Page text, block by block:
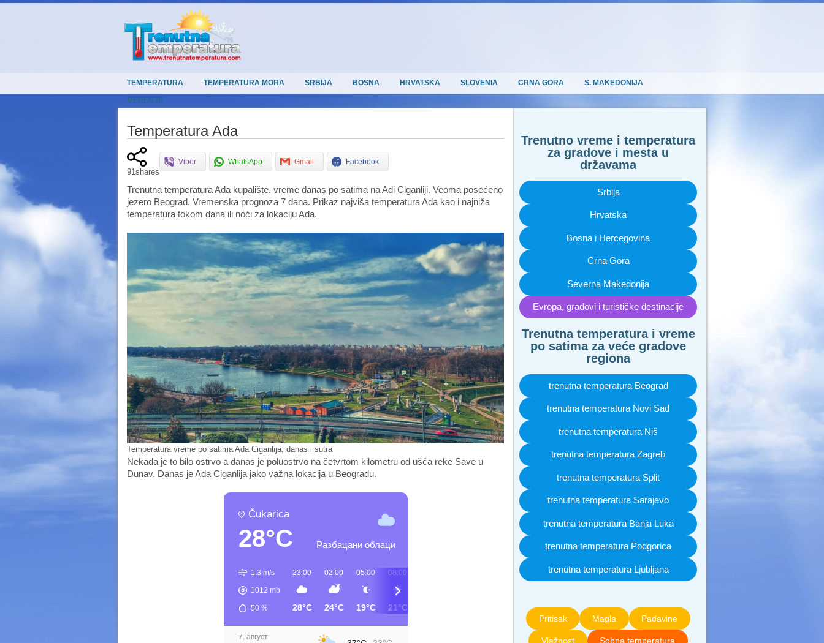
TEMPERATURA TEMPERATURA MORA SRBIJA BOSNA HRVATSKA SLOVENIA CRNA GORA S. MAKEDONIJA
MERENJE
Temperatura Ada
91shares
Viber WhatsApp Gmail Facebook
Trenutna temperatura Ada kupalište, vreme danas po satima na Adi Ciganliji. Veoma posećeno
jezero Beograd. Vremenska prognoza 7 dana. Prikaz najviša temperatura Ada kao i najniža
temperatura tokom dana ili noći za lokaciju Ada.
Temperatura vreme po satima Ada Ciganlija, danas i sutra
Nekada je to bilo ostrvo a danas je poluostrvo na četvrtom kilometru od ušća reke Save u
Dunav. Danas je Ada Ciganlija jako važna lokacija u Beogradu.
Čukarica
28°C Разбацани облаци
1.3 m/s
1012 mb
50%
23:00
28°C
02:00
24°C
05:00
19°C
08:00
21°C
20:00
28°C
7. август
Trenutno vreme i temperatura
za gradove i mesta u
državama
Srbija
Hrvatska
Bosna i Hercegovina
Crna Gora
Severna Makedonija
Evropa, gradovi i turističke destinacije
Trenutna temperatura i vreme
po satima za veće gradove
regiona
trenutna temperatura Beograd
trenutna temperatura Novi Sad
trenutna temperatura Niš
trenutna temperatura Zagreb
trenutna temperatura Split
trenutna temperatura Sarajevo
trenutna temperatura Banja Luka
trenutna temperatura Podgorica
trenutna temperatura Ljubljana
Pritisak Magla Padavine
Vlažnost Sobna temperatura